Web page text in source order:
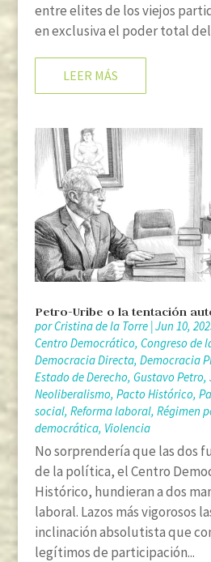
entre elites de los viejos
en exclusiva el poder total
LEER MÁS
Petro-Uribe o la tentación
porCristina de la Torre|Jun 10,
Centro Democrático, Congreso de
Democracia Directa, Democracia
Estado de Derecho, Gustavo Petro,
Neoliberalismo, Pacto Histórico,
social, Reforma laboral, Régimen
democrática, Violencia
No sorprendería que las dos
de la política, el Centro
Histórico, hundieran a dos
laboral. Lazos más vigorosos
inclinación absolutista que
legítimos de participación...